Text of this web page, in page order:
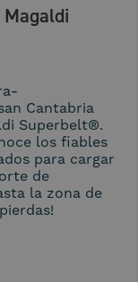
Cantabria
Superbelt®.
los fiables
para cargar
de
la zona de